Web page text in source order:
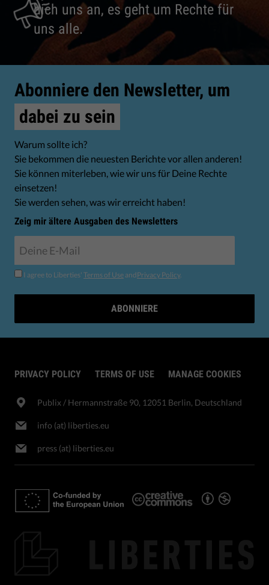
dich uns an, es geht um Rechte für
uns alle.
Abonniere den Newsletter, um
dabei zu sein
Warum sollte ich?
Sie bekommen die neuesten Berichte vor allen anderen!
Sie können miterleben, wie wir uns für Deine Rechte
einsetzen!
Sie werden sehen, was wir erreicht haben!
Zeig mir ältere Ausgaben des Newsletters
I agree to Liberties' Terms of Use andPrivacy Policy.
ABONNIERE
PRIVACY POLICY TERMS OF USE MANAGE COOKIES
Publix​ / Hermannstraße 90, 12051 Berlin, Deutschland
info (at) liberties.eu
press (at) liberties.eu